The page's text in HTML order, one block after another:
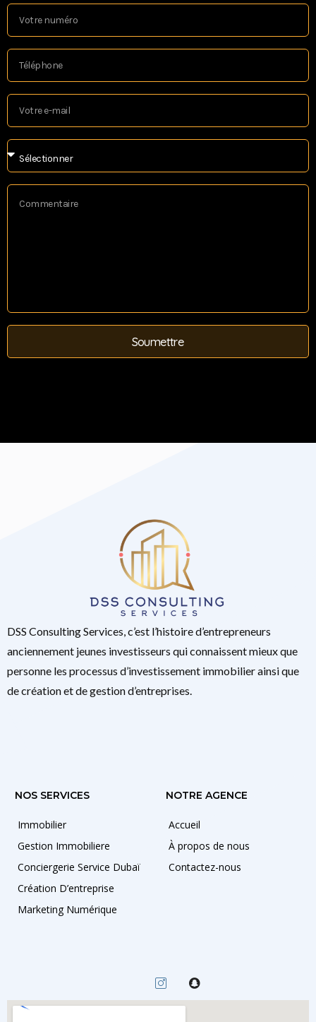
Soumettre
DSS Consulting Services, c’est l’histoire d’entrepreneurs
anciennement jeunes investisseurs qui connaissent mieux que
personne les processus d’investissement immobilier ainsi que
de création et de gestion d’entreprises.
NOS SERVICES
Immobilier
Gestion Immobiliere
Conciergerie Service Dubaï
Création D’entreprise
Marketing Numérique
NOTRE AGENCE
Accueil
À propos de nous
Contactez-nous